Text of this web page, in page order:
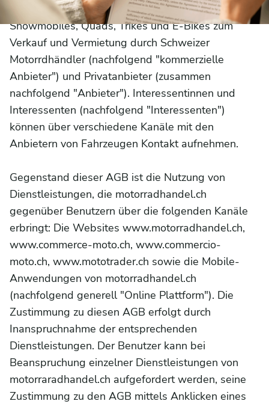
Inserierung von Motorrädern, Mofas, Anhänger,
Snowmobiles, Quads, Trikes und E-Bikes zum
Verkauf und Vermietung durch Schweizer
Motorrdhändler (nachfolgend "kommerzielle
Anbieter") und Privatanbieter (zusammen
nachfolgend "Anbieter"). Interessentinnen und
Interessenten (nachfolgend "Interessenten")
können über verschiedene Kanäle mit den
Anbietern von Fahrzeugen Kontakt aufnehmen.
Gegenstand dieser AGB ist die Nutzung von
Dienstleistungen, die motorradhandel.ch
gegenüber Benutzern über die folgenden Kanäle
erbringt: Die Websites www.motorradhandel.ch,
www.commerce-moto.ch, www.commercio-
moto.ch, www.mototrader.ch sowie die Mobile-
Anwendungen von motorradhandel.ch
(nachfolgend generell "Online Plattform"). Die
Zustimmung zu diesen AGB erfolgt durch
Inanspruchnahme der entsprechenden
Dienstleistungen. Der Benutzer kann bei
Beanspruchung einzelner Dienstleistungen von
motorraradhandel.ch aufgefordert werden, seine
Zustimmung zu den AGB mittels Anklicken eines